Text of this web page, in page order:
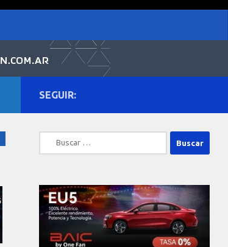
SEGUIR:
Buscar: